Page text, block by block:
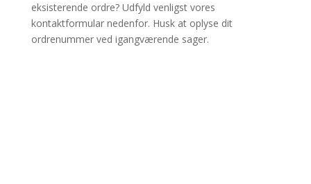
eksisterende ordre? Udfyld venligst vores
kontaktformular nedenfor. Husk at oplyse dit
ordrenummer ved igangværende sager.